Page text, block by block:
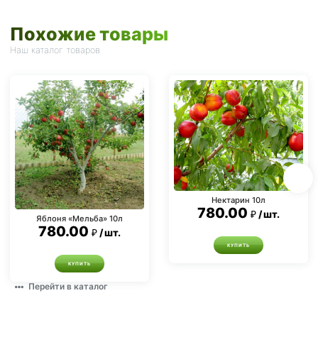
Похожие товары
Наш каталог товаров
Яблоня «Мельба» 10л
780.00 шт.
КУПИТЬ
Нектарин 10л
780.00 шт.
КУПИТЬ
Перейти в каталог